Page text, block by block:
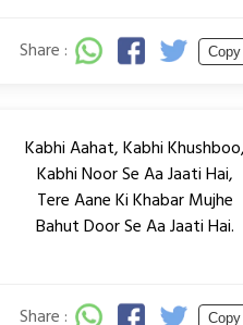
Share : Copy
Kabhi Aahat, Kabhi
Kabhi Noor Se Aa Jaati Hai,
Tere Aane Ki Khabar Mujhe
Bahut Door Se Aa Jaati Hai.
Share : Copy